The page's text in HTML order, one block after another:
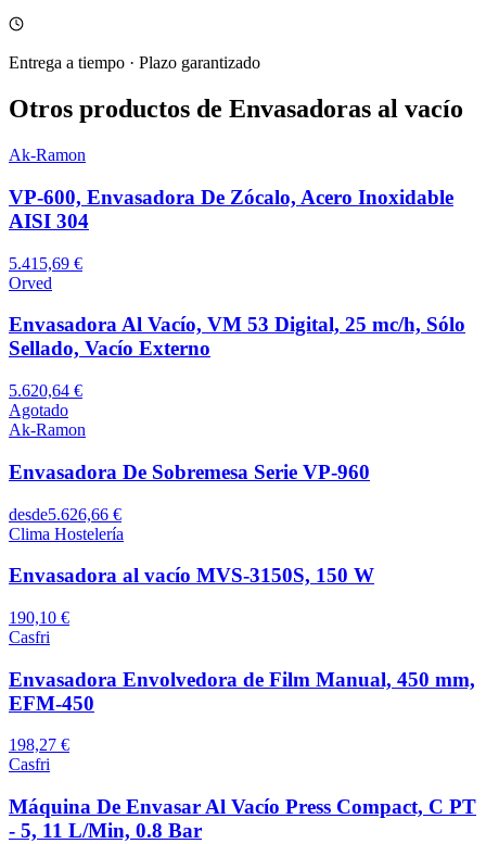
Entrega a tiempo · Plazo garantizado
Otros productos de Envasadoras al vacío
Ak-Ramon
VP-600, Envasadora De Zócalo, Acero Inoxidable
AISI 304
5.415,69 €
Orved
Envasadora Al Vacío, VM 53 Digital, 25 mc/h, Sólo
Sellado, Vacío Externo
5.620,64 €
Agotado
Ak-Ramon
Envasadora De Sobremesa Serie VP-960
desde5.626,66 €
Clima Hostelería
Envasadora al vacío MVS-3150S, 150 W
190,10 €
Casfri
Envasadora Envolvedora de Film Manual, 450 mm,
EFM-450
198,27 €
Casfri
Máquina De Envasar Al Vacío Press Compact, C PT
- 5, 11 L/Min, 0.8 Bar